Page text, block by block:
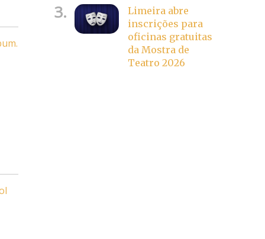
3.
Limeira abre
inscrições para
oficinas gratuitas
da Mostra de
Teatro 2026